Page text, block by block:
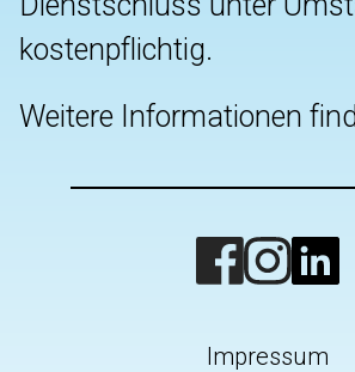
kostenpflichtig.
Weitere Informationen
Impressum